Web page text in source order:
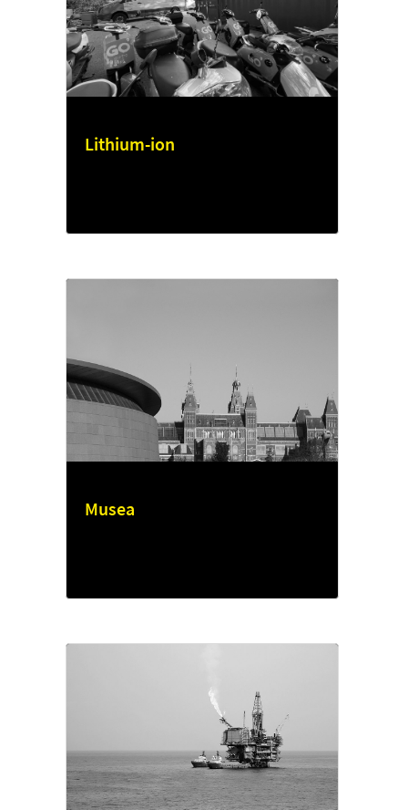
Lithium-ion
Musea